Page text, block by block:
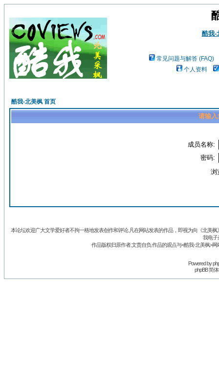
酷我-
常见问题与解答 (FAQ)
个人资料
酷我-北美枫 首页
请输入
成员名称:
密码:
浏
本论坛欢迎广大文学爱好者不拘一格地发表创作和评论.凡在网站发表的作品，即视为向《北美
我电子
作品版权归原作者.文责自负.作品的观点与<酷我-北美枫>
Powered by
phpBB 简